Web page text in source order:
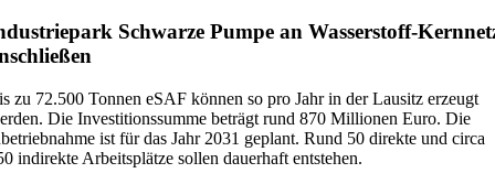
Schwarze Pumpe an Wasserstoff-
zu 72.500 Tonnen eSAF können so pro Jahr in der Lausitz erzeugt
Die Investitionssumme beträgt rund 870 Millionen Euro. Die
ist für das Jahr 2031 geplant. Rund 50 direkte und circa
indirekte Arbeitsplätze sollen dauerhaft entstehen.